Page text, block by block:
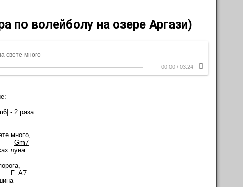
по волейболу на озере Аргази)
свете много
00:00 / 03:24
| - 2 раза
много,
Gm7
луна
F A7